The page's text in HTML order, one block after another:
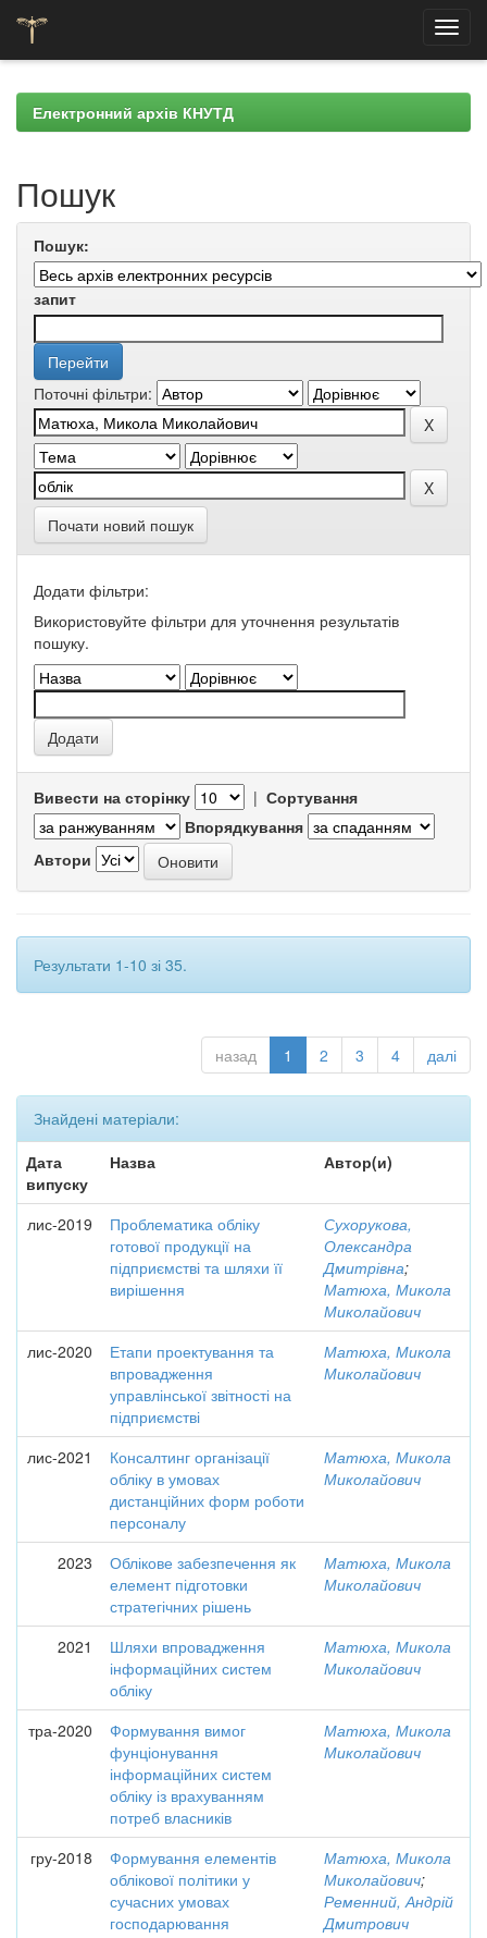
navigationЕлектронний архів КНУТД
Пошук
Пошук:
запит
Поточні фільтри:
Почати новий пошук
Додати фільтри:
Використовуйте фільтри для уточнення результатів
пошуку.
Вивести на сторінку | Сортування
Впорядкування
Автори
Результати 1-10 зі 35.
назад 1 2 3 4 далі
Знайдені матеріали:
Дата
випуску
Назва Автор(и)
лис-2019
Проблематика обліку
готової продукції на
підприємстві та шляхи її
вирішення
Сухорукова,
Олександра
Дмитрівна;
Матюха, Микола
Миколайович
лис-2020
Етапи проектування та
впровадження
управлінської звітності на
підприємстві
Матюха, Микола
Миколайович
лис-2021
Консалтинг організації
обліку в умовах
дистанційних форм роботи
персоналу
Матюха, Микола
Миколайович
2023
Облікове забезпечення як
елемент підготовки
стратегічних рішень
Матюха, Микола
Миколайович
2021
Шляхи впровадження
інформаційних систем
обліку
Матюха, Микола
Миколайович
тра-2020
Формування вимог
фунціонування
інформаційних систем
обліку із врахуванням
потреб власників
Матюха, Микола
Миколайович
гру-2018
Формування елементів
облікової політики у
сучасних умовах
господарювання
Матюха, Микола
Миколайович;
Ременний, Андрій
Дмитрович